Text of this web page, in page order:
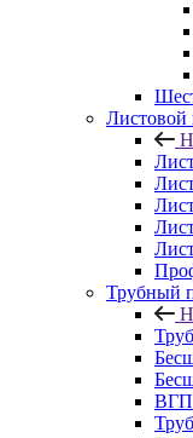
Листовой
Трубный
ВГП